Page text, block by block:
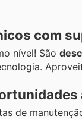
com
nível! São
de